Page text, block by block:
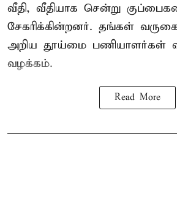
வீதி, வீதியாக சென்று
சேகரிக்கின்றனர். தங்கள்
அறிய தூய்மை பணியாளர்கள்
வழக்கம்.
Read More